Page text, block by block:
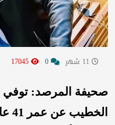
صحيفة المرصد: توفي